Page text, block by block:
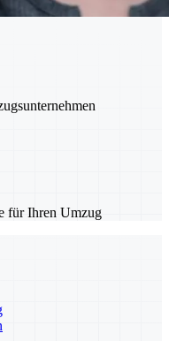
für Ihren Umzug